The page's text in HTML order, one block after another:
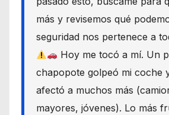
más y revisemos qué
seguridad nos pertenece a
Hoy me tocó a mí. Un
chapopote golpeó mi coche
afectó a muchos más
mayores, jóvenes). Lo más